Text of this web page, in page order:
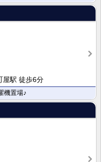
屋駅 徒歩6分
機置場♪